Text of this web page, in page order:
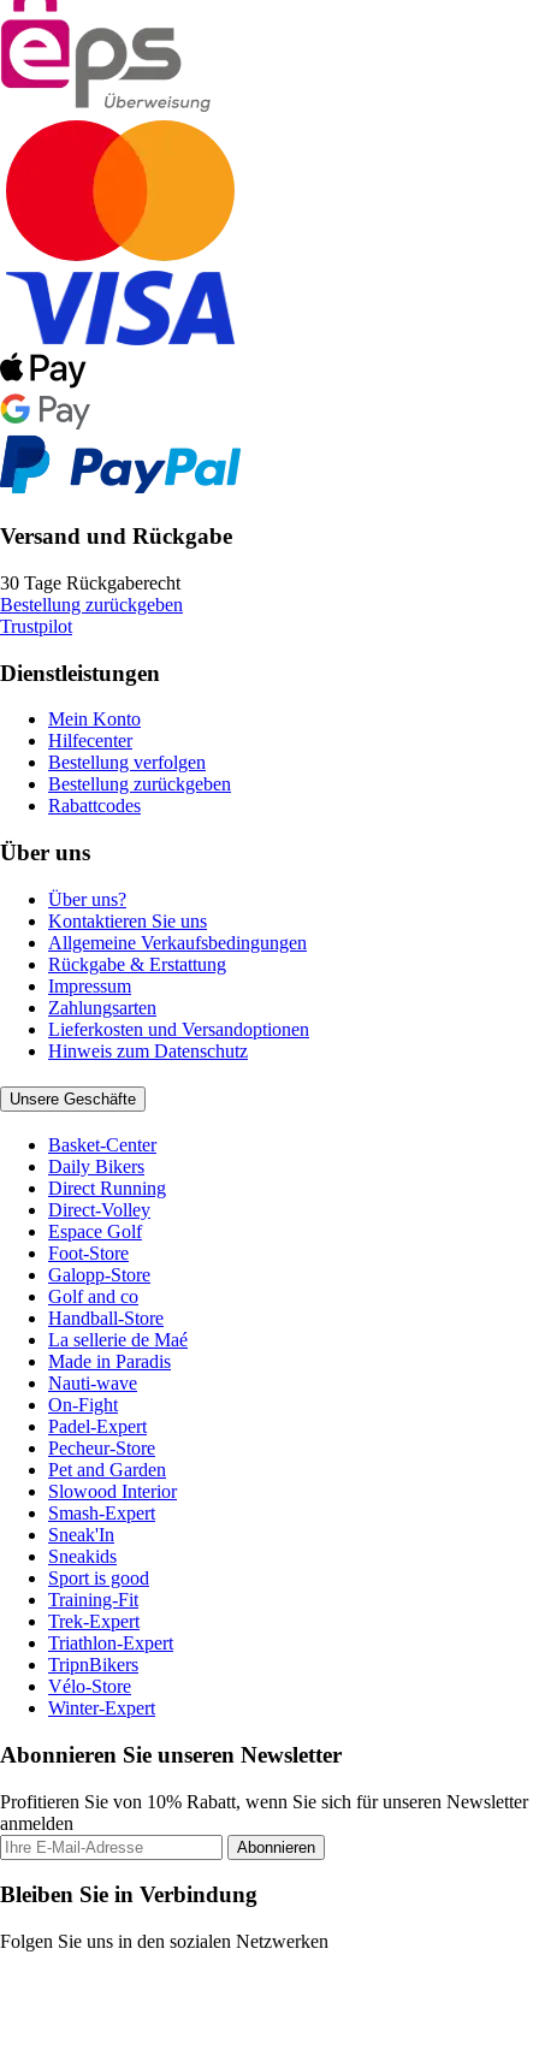
Versand und Rückgabe
30 Tage Rückgaberecht
Bestellung zurückgeben
Trustpilot
Dienstleistungen
Mein Konto
Hilfecenter
Bestellung verfolgen
Bestellung zurückgeben
Rabattcodes
Über uns
Über uns?
Kontaktieren Sie uns
Allgemeine Verkaufsbedingungen
Rückgabe & Erstattung
Impressum
Zahlungsarten
Lieferkosten und Versandoptionen
Hinweis zum Datenschutz
Unsere Geschäfte
Basket-Center
Daily Bikers
Direct Running
Direct-Volley
Espace Golf
Foot-Store
Galopp-Store
Golf and co
Handball-Store
La sellerie de Maé
Made in Paradis
Nauti-wave
On-Fight
Padel-Expert
Pecheur-Store
Pet and Garden
Slowood Interior
Smash-Expert
Sneak'In
Sneakids
Sport is good
Training-Fit
Trek-Expert
Triathlon-Expert
TripnBikers
Vélo-Store
Winter-Expert
Abonnieren Sie unseren Newsletter
Profitieren Sie von 10% Rabatt, wenn Sie sich für unseren Newsletter
anmelden
Abonnieren
Bleiben Sie in Verbindung
Folgen Sie uns in den sozialen Netzwerken